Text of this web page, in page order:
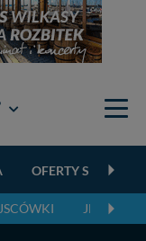
Giżycko
OFERTY
JEZIORA,